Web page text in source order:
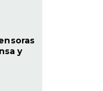
y